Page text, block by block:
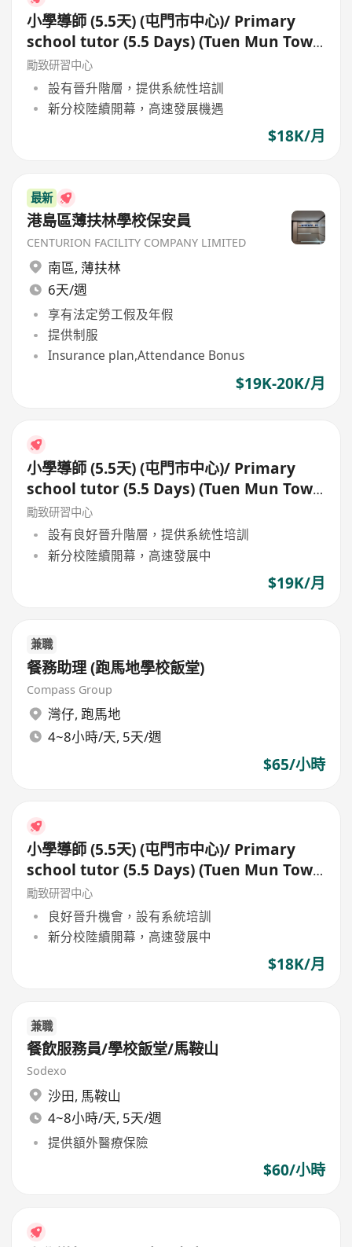
小學導師 (5.5天) (屯門市中心)/ Primary
school tutor (5.5 Days) (Tuen Mun Town
Centre)
勵致研習中心
設有晉升階層，提供系統性培訓
新分校陸續開幕，高速發展機遇
$18K/月
最新
港島區薄扶林學校保安員
CENTURION FACILITY COMPANY LIMITED
南區, 薄扶林
6天/週
享有法定勞工假及年假
提供制服
Insurance plan,Attendance Bonus
$19K-20K/月
小學導師 (5.5天) (屯門市中心)/ Primary
school tutor (5.5 Days) (Tuen Mun Town
Centre)
勵致研習中心
設有良好晉升階層，提供系統性培訓
新分校陸續開幕，高速發展中
$19K/月
兼職
餐務助理 (跑馬地學校飯堂)
Compass Group
灣仔, 跑馬地
4~8小時/天, 5天/週
$65/小時
小學導師 (5.5天) (屯門市中心)/ Primary
school tutor (5.5 Days) (Tuen Mun Town
Centre)
勵致研習中心
良好晉升機會，設有系統培訓
新分校陸續開幕，高速發展中
$18K/月
兼職
餐飲服務員/學校飯堂/馬鞍山
Sodexo
沙田, 馬鞍山
4~8小時/天, 5天/週
提供額外醫療保險
$60/小時